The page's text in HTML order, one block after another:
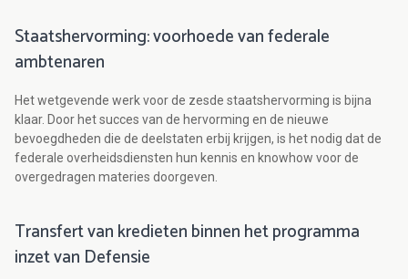
Staatshervorming: voorhoede van federale
ambtenaren
Het wetgevende werk voor de zesde staatshervorming is bijna
klaar. Door het succes van de hervorming en de nieuwe
bevoegdheden die de deelstaten erbij krijgen, is het nodig dat de
federale overheidsdiensten hun kennis en knowhow voor de
overgedragen materies doorgeven.
Transfert van kredieten binnen het programma
inzet van Defensie